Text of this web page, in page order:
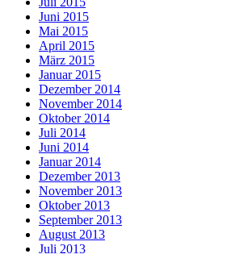
Juni 2015
Mai 2015
April 2015
März 2015
Januar 2015
Dezember 2014
November 2014
Oktober 2014
Juli 2014
Juni 2014
Januar 2014
Dezember 2013
November 2013
Oktober 2013
September 2013
August 2013
Juli 2013